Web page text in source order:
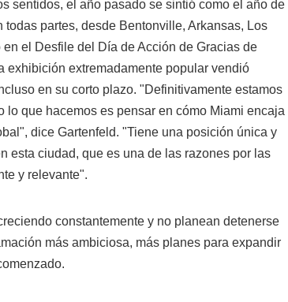
sentidos, el año pasado se sintió como el año de
todas partes, desde Bentonville, Arkansas, Los
el Desfile del Día de Acción de Gracias de
exhibición extremadamente popular vendió
en su corto plazo. "Definitivamente estamos
lo que hacemos es pensar en cómo Miami encaja
dice Gartenfeld. "Tiene una posición única y
esta ciudad, que es una de las razones por las
y relevante".
constantemente y no planean detenerse
más ambiciosa, más planes para expandir